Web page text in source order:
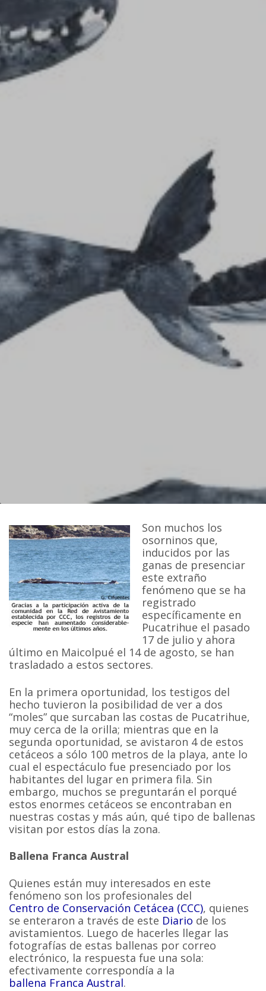
Son muchos los
osorninos que,
inducidos por las
ganas de presenciar
este extraño
fenómeno que se ha
registrado
específicamente en
Pucatrihue el pasado
17 de julio y ahora
último en Maicolpué el 14 de agosto, se han
trasladado a estos sectores.
En la primera oportunidad, los testigos del
hecho tuvieron la posibilidad de ver a dos
“moles” que surcaban las costas de Pucatrihue,
muy cerca de la orilla; mientras que en la
segunda oportunidad, se avistaron 4 de estos
cetáceos a sólo 100 metros de la playa, ante lo
cual el espectáculo fue presenciado por los
habitantes del lugar en primera fila. Sin
embargo, muchos se preguntarán el porqué
estos enormes cetáceos se encontraban en
nuestras costas y más aún, qué tipo de ballenas
visitan por estos días la zona.
Ballena Franca Austral
Quienes están muy interesados en este
fenómeno son los profesionales del
Centro de Conservación Cetácea (CCC), quienes
se enteraron a través de este Diario de los
avistamientos. Luego de hacerles llegar las
fotografías de estas ballenas por correo
electrónico, la respuesta fue una sola:
efectivamente correspondía a la
ballena Franca Austral.